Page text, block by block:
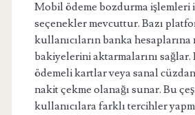
Mobil ödeme bozdurma işlemleri
seçenekler mevcuttur. Bazı
kullanıcıların banka hesaplarına
bakiyelerini aktarmalarını
ödemeli kartlar veya sanal
nakit çekme olanağı sunar. Bu
kullanıcılara farklı tercihler